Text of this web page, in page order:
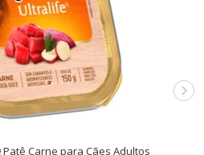
Carne para Cães Adultos